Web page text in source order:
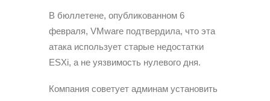
В бюллетене, опубликованном 6
февраля, VMware подтвердила, что эта
атака использует старые недостатки
ESXi, а не уязвимость нулевого дня.
Компания советует админам установить